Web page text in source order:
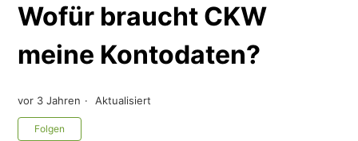
Wofür braucht CKW
meine Kontodaten?
vor 3 Jahren Aktualisiert
Folgen